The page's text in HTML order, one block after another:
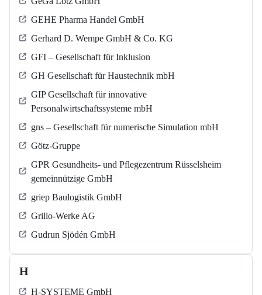
GEHE Pharma Handel GmbH
Gerhard D. Wempe GmbH & Co. KG
GFI – Gesellschaft für Inklusion
GH Gesellschaft für Haustechnik mbH
GIP Gesellschaft für innovative
Personalwirtschaftssysteme mbH
gns – Gesellschaft für numerische Simulation mbH
Götz-Gruppe
GPR Gesundheits- und Pflegezentrum Rüsselsheim
gemeinnützige GmbH
griep Baulogistik GmbH
Grillo-Werke AG
Gudrun Sjödén GmbH
H
H-SYSTEME GmbH